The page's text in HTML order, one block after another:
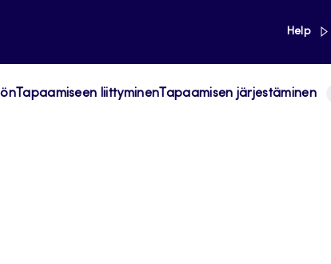
Help
Tapaamiseen liittyminenTapaamisen järjestäminen